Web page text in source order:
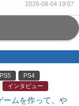
2026-08-04 19:07
PS5
PS4
インタビュー
ームを作って、や